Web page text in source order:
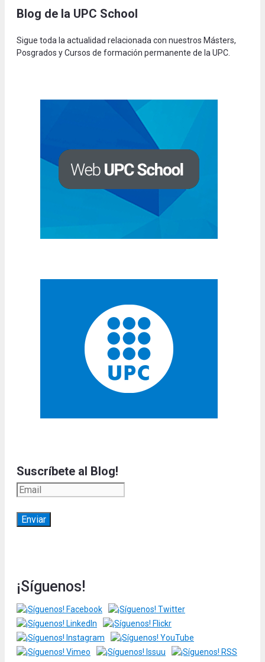
Blog de la UPC School
Sigue toda la actualidad relacionada con nuestros Másters,
Posgrados y Cursos de formación permanente de la UPC.
Suscríbete al Blog!
¡Síguenos!